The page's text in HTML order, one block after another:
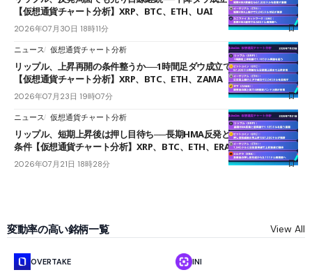
【仮想通貨チャート分析】XRP、BTC、ETH、UAI
2026年07月30日 18時11分
ニュース 仮想通貨チャート分析
リップル、上昇再開の条件整うか──1時間足ダウ成立で1.185ドルを狙う
【仮想通貨チャート分析】XRP、BTC、ETH、ZAMA
2026年07月23日 19時07分
ニュース 仮想通貨チャート分析
リップル、短期上昇後は押し目待ち──長期HMA反発と雲上抜けが買い
条件【仮想通貨チャート分析】XRP、BTC、ETH、ERA
2026年07月21日 18時28分
変動率の高い銘柄一覧 View All
OVERTAKE INI